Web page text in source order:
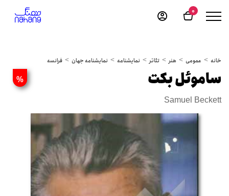
0
خانه عمومی هنر تئاتر نمایشنامه نمایشنامه جهان فرانسه
% ساموئل بکت
Samuel Beckett